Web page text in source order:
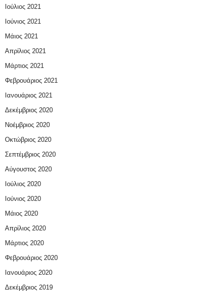
Ιούλιος 2021
Ιούνιος 2021
Μάιος 2021
Απρίλιος 2021
Μάρτιος 2021
Φεβρουάριος 2021
Ιανουάριος 2021
Δεκέμβριος 2020
Νοέμβριος 2020
Οκτώβριος 2020
Σεπτέμβριος 2020
Αύγουστος 2020
Ιούλιος 2020
Ιούνιος 2020
Μάιος 2020
Απρίλιος 2020
Μάρτιος 2020
Φεβρουάριος 2020
Ιανουάριος 2020
Δεκέμβριος 2019